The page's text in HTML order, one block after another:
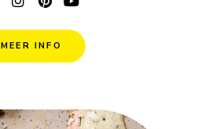
MEER INFO